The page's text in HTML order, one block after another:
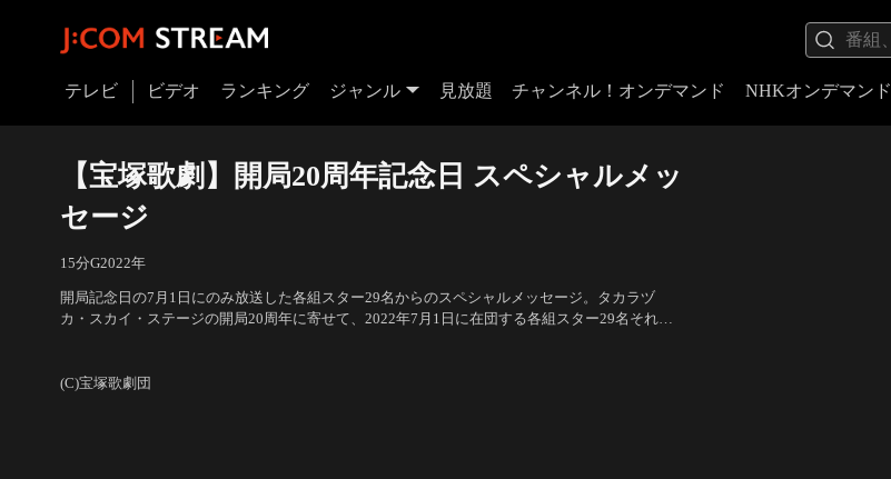
テレビ ビデオ ランキング ジャンル 見放題 チャンネル！オンデマンド NHKオンデマンド
【宝塚歌劇】開局20周年記念日 スペシャルメッ
セージ
15分G2022年
開局記念日の7月1日にのみ放送した各組スター29名からのスペシャルメッセージ。タカラヅ
カ・スカイ・ステージの開局20周年に寄せて、2022年7月1日に在団する各組スター29名それぞ
(C)宝塚歌劇団